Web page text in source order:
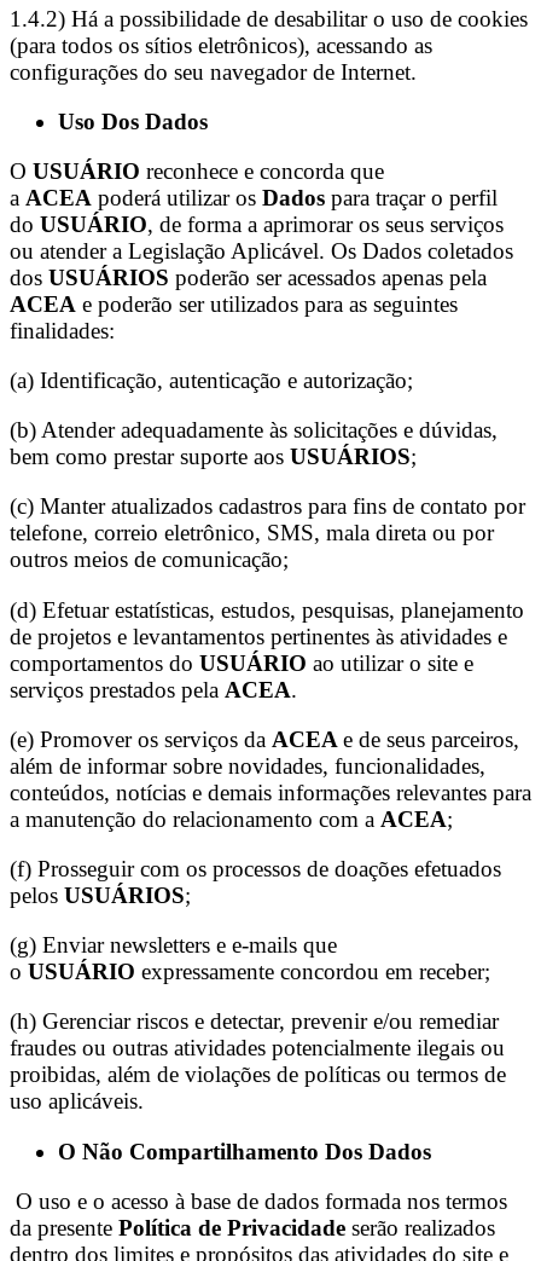
1.4.2) Há a possibilidade de desabilitar o uso de cookies
(para todos os sítios eletrônicos), acessando as
configurações do seu navegador de Internet.
Uso Dos Dados
O USUÁRIO reconhece e concorda que
a ACEA poderá utilizar os Dados para traçar o perfil
do USUÁRIO, de forma a aprimorar os seus serviços
ou atender a Legislação Aplicável. Os Dados coletados
dos USUÁRIOS poderão ser acessados apenas pela
ACEA e poderão ser utilizados para as seguintes
finalidades:
(a) Identificação, autenticação e autorização;
(b) Atender adequadamente às solicitações e dúvidas,
bem como prestar suporte aos USUÁRIOS;
(c) Manter atualizados cadastros para fins de contato por
telefone, correio eletrônico, SMS, mala direta ou por
outros meios de comunicação;
(d) Efetuar estatísticas, estudos, pesquisas, planejamento
de projetos e levantamentos pertinentes às atividades e
comportamentos do USUÁRIO ao utilizar o site e
serviços prestados pela ACEA.
(e) Promover os serviços da ACEA e de seus parceiros,
além de informar sobre novidades, funcionalidades,
conteúdos, notícias e demais informações relevantes para
a manutenção do relacionamento com a ACEA;
(f) Prosseguir com os processos de doações efetuados
pelos USUÁRIOS;
(g) Enviar newsletters e e-mails que
o USUÁRIO expressamente concordou em receber;
(h) Gerenciar riscos e detectar, prevenir e/ou remediar
fraudes ou outras atividades potencialmente ilegais ou
proibidas, além de violações de políticas ou termos de
uso aplicáveis.
O Não Compartilhamento Dos Dados
O uso e o acesso à base de dados formada nos termos
da presente Política de Privacidade serão realizados
dentro dos limites e propósitos das atividades do site e